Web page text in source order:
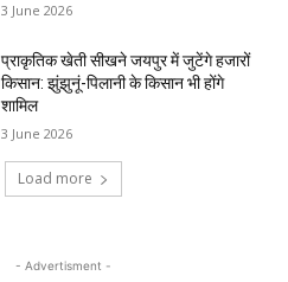
3 June 2026
प्राकृतिक खेती सीखने जयपुर में जुटेंगे हजारों
किसान: झुंझुनूं-पिलानी के किसान भी होंगे
शामिल
3 June 2026
Load more
- Advertisment -